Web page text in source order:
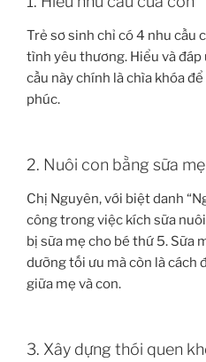
Trẻ sơ sinh chỉ có 4 nhu cầu
tình yêu thương. Hiểu và
cầu này chính là chìa khóa
phúc.
2. Nuôi con bằng sữa
Chị Nguyên, với biệt danh
công trong việc kích sữa
bị sữa mẹ cho bé thứ 5. Sữa
dưỡng tối ưu mà còn là cách
giữa mẹ và con.
3. Xây dựng thói quen